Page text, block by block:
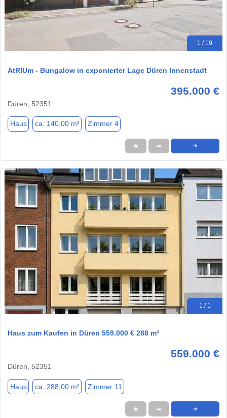
1 / 19
AtRIUm - Bungalow in exponierter Lage Düren Innenstadt
395.000 €
Düren, 52351
Haus ca. 140,00 m² Zimmer 4
★ ➦ ➜
1 / 1
Haus zum Kaufen in Düren 559.000 € 288 m²
559.000 €
Düren, 52351
Haus ca. 288,00 m² Zimmer 11
★ ➦ ➜